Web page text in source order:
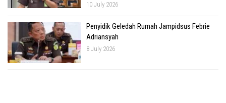
10 July 2026
Penyidik Geledah Rumah Jampidsus Febrie
Adriansyah
8 July 2026